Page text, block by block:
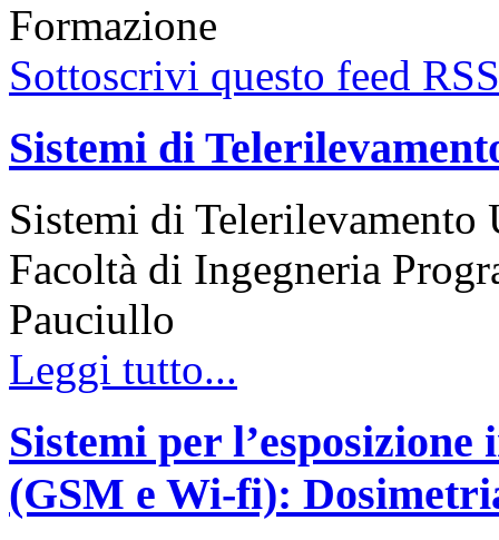
Formazione
Sottoscrivi questo feed RSS
Sistemi di
Sistemi di
Facoltà di Ingegneria
Pauciullo
Leggi tutto...
Sistemi per
(GSM e Wi-fi):